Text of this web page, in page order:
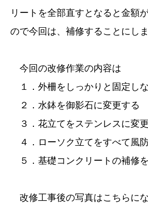
リートを全部直すとなると金額
ので今回は、補修することにしま
今回の改修作業の内容は
１．外柵をしっかりと固定し
２．水鉢を御影石に変更する
３．花立てをステンレスに変
４．ローソク立てをすべて風
５．基礎コンクリートの補修
改修工事後の写真はこちらにな